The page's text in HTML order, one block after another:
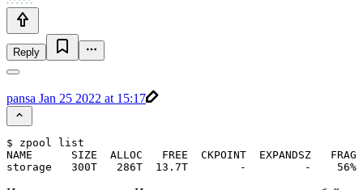
Reply
pansa Jan 25 2022 at 15:17
$ zpool list
NAME      SIZE  ALLOC   FREE  CKPOINT  EXPANDSZ   FRAG